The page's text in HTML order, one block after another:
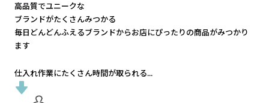
高品質でユニークな
ブランドがたくさんみつかる
毎日どんどんふえるブランドからお店にぴったりの商品がみつかり
ます
仕入れ作業にたくさん時間が取られる...